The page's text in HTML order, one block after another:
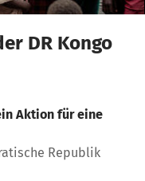
DR Kongo
Aktion für eine
Republik